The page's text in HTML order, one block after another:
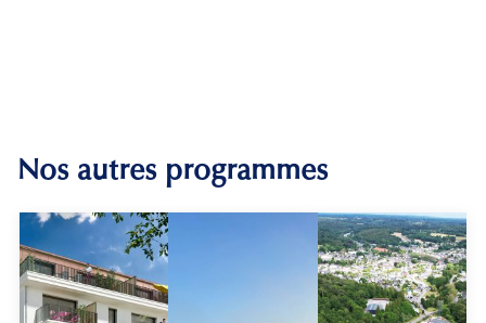
Nos autres programmes